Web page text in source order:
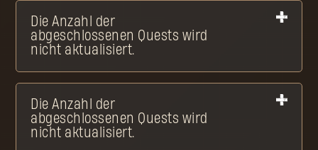
Die Anzahl der
abgeschlossenen Quests wird
nicht aktualisiert.
Die Anzahl der
abgeschlossenen Quests wird
nicht aktualisiert.